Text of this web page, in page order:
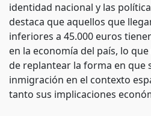
identidad nacional y las
destaca que aquellos que
inferiores a 45.000 euros
en la economía del país, lo
de replantear la forma en que
inmigración en el contexto
tanto sus implicaciones